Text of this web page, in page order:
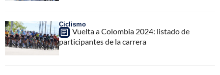
Ciclismo
Vuelta a Colombia 2024: listado de
participantes de la carrera